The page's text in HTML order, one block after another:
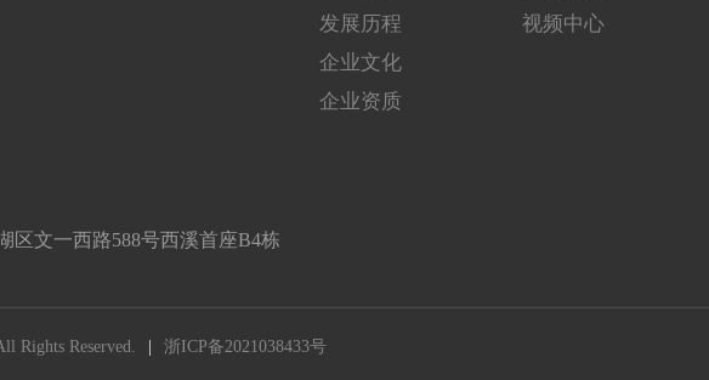
文一西路588号西溪首座B4栋
发展历程
企业文化
企业资质
视频中心
Rights Reserved. 浙ICP备2021038433号